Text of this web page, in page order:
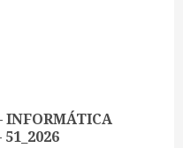
INFORMÁTICA